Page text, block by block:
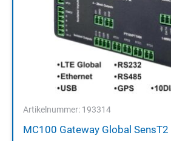
Artikelnummer: 193314
MC100 Gateway Global SensT2